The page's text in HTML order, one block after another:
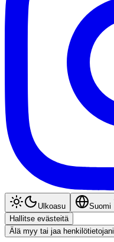
Ulkoasu
Suomi
Hallitse evästeitä
Älä myy tai jaa henkilötietojani